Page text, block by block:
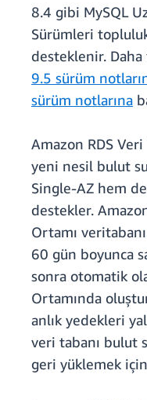
8.4 gibi MySQL
Sürümleri
desteklenir.
9.5 sürüm
sürüm notlarına
Amazon RDS
yeni nesil bulut
Single-AZ hem
destekler.
Ortamı
60 gün boyunca
sonra otomatik
Ortamında
anlık yedekleri
veri tabanı bulut
geri yüklemek